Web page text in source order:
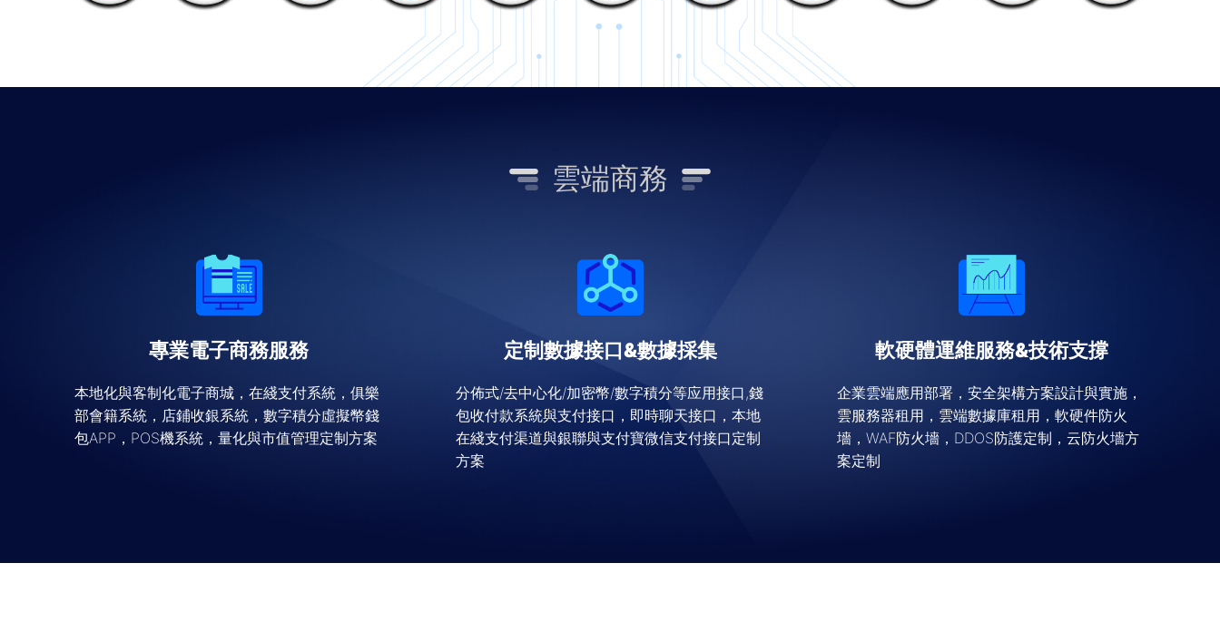
雲端商務
專業電子商務服務
本地化與客制化電子商城，在綫支付系統，俱樂
部會籍系統，店鋪收銀系統，數字積分虛擬幣錢
包APP，POS機系統，量化與市值管理定制方案
定制數據接口&數據採集
分佈式/去中心化/加密幣/數字積分等应用接口,錢
包收付款系統與支付接口，即時聊天接口，本地
在綫支付渠道與銀聯與支付寶微信支付接口定制
方案
軟硬體運維服務&技術支撐
企業雲端應用部署，安全架構方案設計與實施，
雲服務器租用，雲端數據庫租用，軟硬件防火
墻，WAF防火墻，DDOS防護定制，云防火墻方
案定制